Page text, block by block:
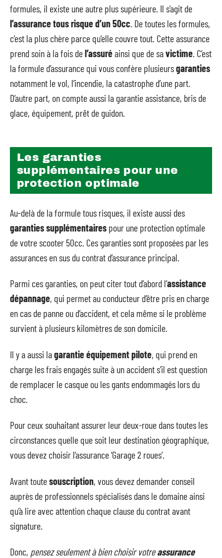
formules, il existe une autre plus supérieure. Il s’agit de
l’assurance tous risque d’un 50cc . De toutes les formules,
c’est la plus chère parce qu’elle couvre tout. Cette assurance
prend soin à la fois del’assuréainsi que de savictime . C’est
la formule d’assurance qui vous confère plusieursgaranties
notamment le vol, l’incendie, la catastrophe d’une part.
D’autre part, on compte aussi la garantie assistance, bris de
glace, équipement, prêt de guidon.
Les garanties
supplémentaires pour une
protection optimale
Au-delà de la formule tous risques, il existe aussi des
garanties supplémentaires pour une protection optimale
de votre scooter 50cc. Ces garanties sont proposées par les
assurances en sus du contrat d’assurance principal.
Parmi ces garanties, on peut citer tout d’abord l’assistance
dépannage, qui permet au conducteur d’être pris en charge
en cas de panne ou d’accident, et cela même si le problème
survient à plusieurs kilomètres de son domicile.
Il y a aussi lagarantie équipement pilote, qui prend en
charge les frais engagés suite à un accident s’il est question
de remplacer le casque ou les gants endommagés lors du
choc.
Pour ceux souhaitant assurer leur deux-roue dans toutes les
circonstances quelle que soit leur destination géographique,
vous devez choisir l’assurance ‘Garage 2 roues’.
Avant toutesouscription, vous devez demander conseil
auprès de professionnels spécialisés dans le domaine ainsi
qu’à lire avec attention chaque clause du contrat avant
signature.
Donc, pensez seulement à bien choisir votreassurance